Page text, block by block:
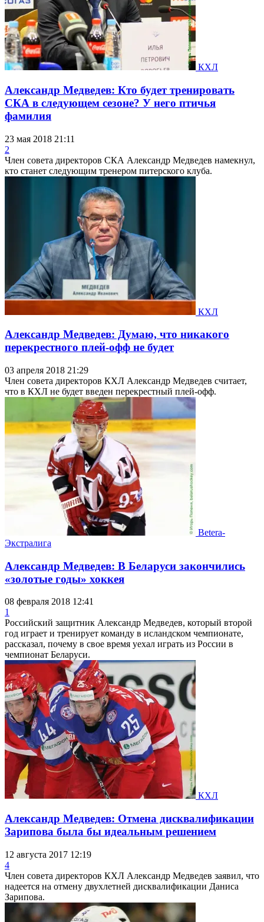
КХЛ
Александр Медведев: Кто будет тренировать
СКА в следующем сезоне? У него птичья
фамилия
23 мая 2018 21:11
2
Член совета директоров СКА Александр Медведев намекнул,
кто станет следующим тренером питерского клуба.
КХЛ
Александр Медведев: Думаю, что никакого
перекрестного плей-офф не будет
03 апреля 2018 21:29
Член совета директоров КХЛ Александр Медведев считает,
что в КХЛ не будет введен перекрестный плей-офф.
Betera-
Экстралига
Александр Медведев: В Беларуси закончились
«золотые годы» хоккея
08 февраля 2018 12:41
1
Российский защитник Александр Медведев, который второй
год играет и тренирует команду в исландском чемпионате,
рассказал, почему в свое время уехал играть из России в
чемпионат Беларуси.
КХЛ
Александр Медведев: Отмена дисквалификации
Зарипова была бы идеальным решением
12 августа 2017 12:19
4
Член совета директоров КХЛ Александр Медведев заявил, что
надеется на отмену двухлетней дисквалификации Даниса
Зарипова.